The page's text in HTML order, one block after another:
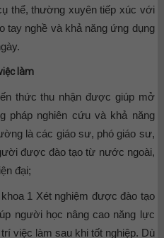
thể, thường xuyên tiếp xúc với
tay nghề và khả năng ứng dụng
làm
thức thu nhận được giúp mở
pháp nghiên cứu và khả năng
là các giáo sư, phó giáo sư,
được đào tạo từ nước ngoài,
đại;
1 Xét nghiệm được đào tạo
người học nâng cao năng lực
việc làm sau khi tốt nghiệp. Dù